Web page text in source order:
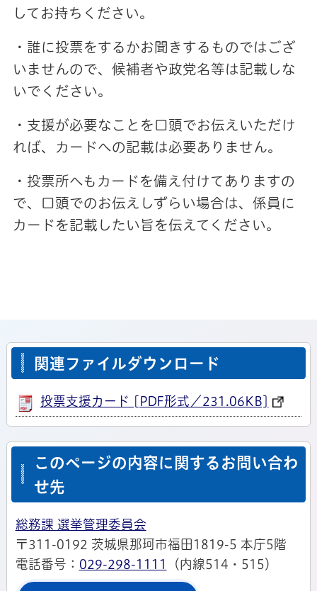
してお持ちください。
・誰に投票をするかお聞きするものではござ
いませんので、候補者や政党名等は記載しな
いでください。
・支援が必要なことを口頭でお伝えいただけ
れば、カードへの記載は必要ありません。
・投票所へもカードを備え付けてありますの
で、口頭でのお伝えしずらい場合は、係員に
カードを記載したい旨を伝えてください。
関連ファイルダウンロード
投票支援カード [PDF形式／231.06KB]
このページの内容に関するお問い合わ
せ先
総務課 選挙管理委員会
〒311-0192 茨城県那珂市福田1819-5 本庁5階
電話番号： 029-298-1111 （内線514・515）